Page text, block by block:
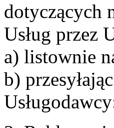
dotyczących
Usług przez
a) listownie
b)